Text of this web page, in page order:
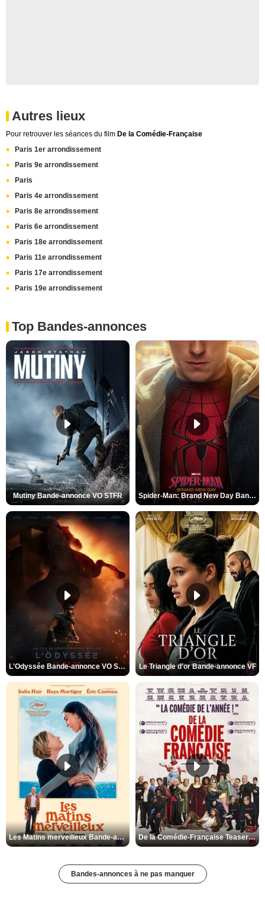
Autres lieux
Pour retrouver les séances du film De la Comédie-Française
Paris 1er arrondissement
Paris 9e arrondissement
Paris
Paris 4e arrondissement
Paris 8e arrondissement
Paris 6e arrondissement
Paris 18e arrondissement
Paris 11e arrondissement
Paris 17e arrondissement
Paris 19e arrondissement
Top Bandes-annonces
Mutiny Bande-annonce VO STFR Spider-Man: Brand New Day Bande-annonce VO STFR
L'Odyssée Bande-annonce VO STFR Le Triangle d'or Bande-annonce VF
Les Matins merveilleux Bande-annonce VF De la Comédie-Française Teaser VF
Bandes-annonces à ne pas manquer